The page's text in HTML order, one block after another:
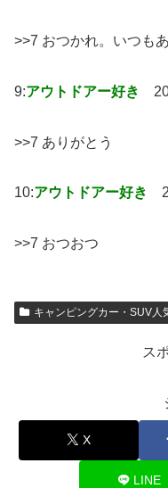
>>7 おつかれ。いつも
9:アウトドアー好き
>>7 ありがとう
10:アウトドアー好き
>>7 おつおつ
キャンピングカー・SUV人
ス
X
LINE